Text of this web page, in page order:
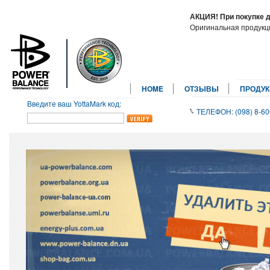
АКЦИЯ! При покупке
Оригинальная
HOME ОТЗЫВЫ
ТЕЛЕФОН: (098) 8-
Введите ваш YottaMark код: